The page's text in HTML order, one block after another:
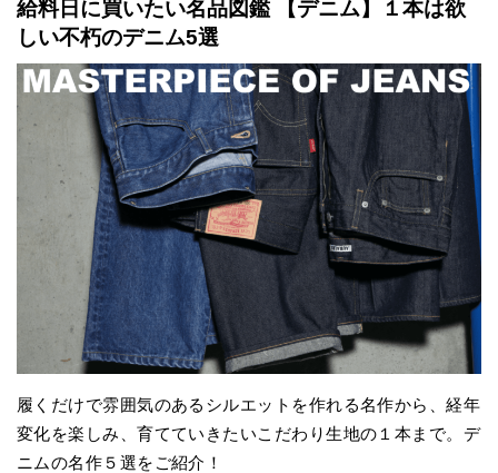
給料日に買いたい名品図鑑 【デニム】１本は欲
しい不朽のデニム5選
履くだけで雰囲気のあるシルエットを作れる名作から、経年
変化を楽しみ、育てていきたいこだわり生地の１本まで。デ
ニムの名作５選をご紹介！